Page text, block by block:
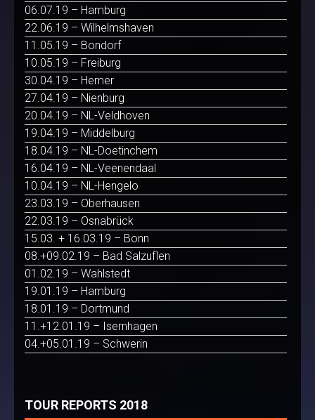
06.07.19 – Hamburg
22.06.19 – Wilhelmshaven
11.05.19 – Bondorf
10.05.19 – Freiburg
30.04.19 – Hemer
27.04.19 – Nienburg
20.04.19 – NL-Veldhoven
19.04.19 – Middelburg
18.04.19 – NL-Doetinchem
16.04.19 – NL-Veenendaal
10.04.19 – NL-Hengelo
23.03.19 – Oberhausen
22.03.19 – Osnabrück
15.03. + 16.03.19 – Bonn
08.+09.02.19 – Bad Salzuflen
01.02.19 – Wahlstedt
19.01.19 – Hamburg
18.01.19 – Dortmund
11.+12.01.19 – Isernhagen
04.+05.01.19 – Schwerin
TOUR REPORTS 2018